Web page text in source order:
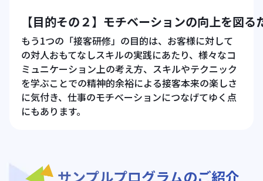
【目的その２】モチベーションの向上を図る
もう1つの「接客研修」の目的は、お客様に対して
の対人おもてなしスキルの実践にあたり、様々なコ
ミュニケーション上の考え方、スキルやテクニック
を学ぶことでの精神的余裕による接客本来の楽しさ
に気付き、仕事のモチベーションにつなげてゆく点
にもあります。
サンプルプログラムのご紹介